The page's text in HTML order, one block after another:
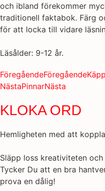
och ibland förekommer
traditionell faktabok. Färg
för att locka till vidare
Läsålder: 9-12 år.
FöregåendeFöregående
NästaPinnarNästa
KLOKA ORD
Hemligheten med att
Släpp loss kreativiteten
Tycker Du att en bra
prova en dålig!